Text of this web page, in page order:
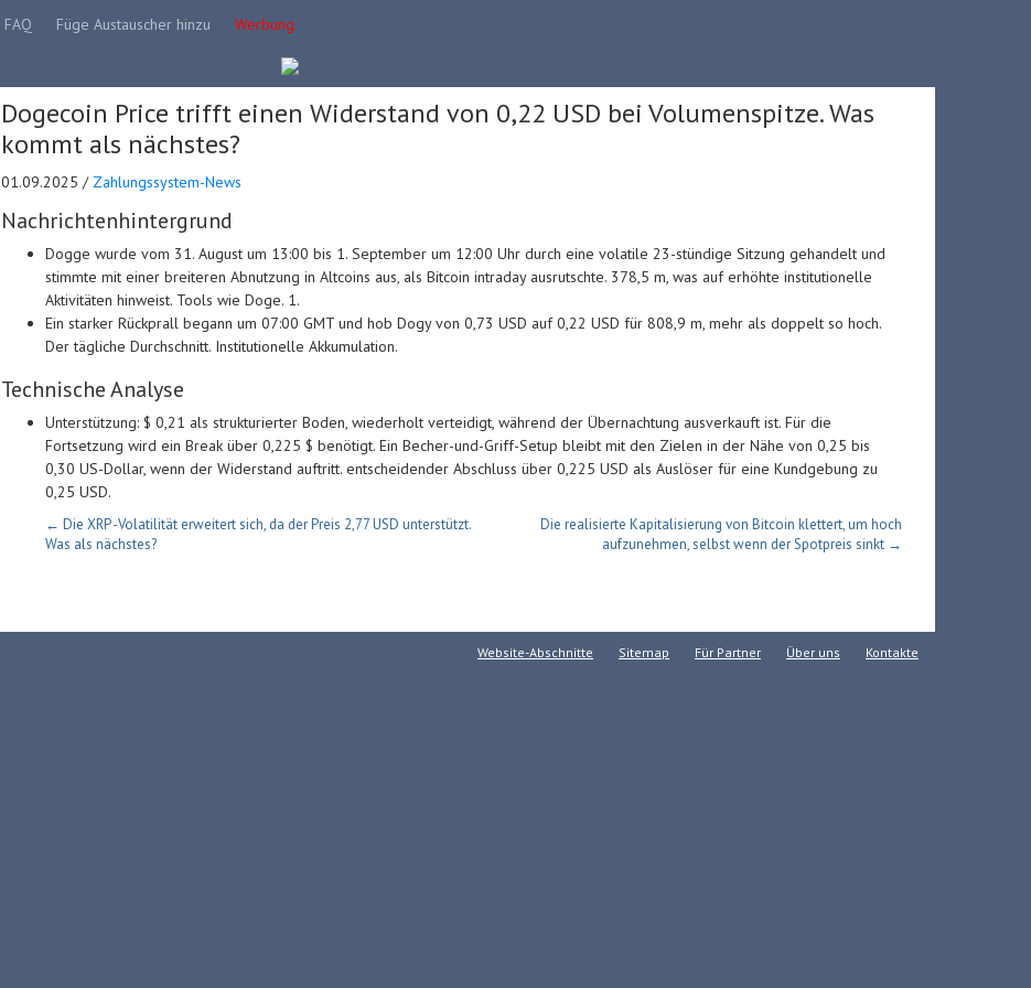
FAQ Füge Austauscher hinzu Werbung
Dogecoin Price trifft einen Widerstand von 0,22 USD bei Volumenspitze. Was
kommt als nächstes?
01.09.2025 / Zahlungssystem-News
Nachrichtenhintergrund
Dogge wurde vom 31. August um 13:00 bis 1. September um 12:00 Uhr durch eine volatile 23-stündige Sitzung gehandelt und
stimmte mit einer breiteren Abnutzung in Altcoins aus, als Bitcoin intraday ausrutschte. 378,5 m, was auf erhöhte institutionelle
Aktivitäten hinweist. Tools wie Doge. 1.
Ein starker Rückprall begann um 07:00 GMT und hob Dogy von 0,73 USD auf 0,22 USD für 808,9 m, mehr als doppelt so hoch.
Der tägliche Durchschnitt. Institutionelle Akkumulation.
Technische Analyse
Unterstützung: $ 0,21 als strukturierter Boden, wiederholt verteidigt, während der Übernachtung ausverkauft ist. Für die
Fortsetzung wird ein Break über 0,225 $ benötigt. Ein Becher-und-Griff-Setup bleibt mit den Zielen in der Nähe von 0,25 bis
0,30 US-Dollar, wenn der Widerstand auftritt. entscheidender Abschluss über 0,225 USD als Auslöser für eine Kundgebung zu
0,25 USD.
← Die XRP -Volatilität erweitert sich, da der Preis 2,77 USD unterstützt.
Was als nächstes?
Die realisierte Kapitalisierung von Bitcoin klettert, um hoch
aufzunehmen, selbst wenn der Spotpreis sinkt →
Website-Abschnitte Sitemap Für Partner Über uns Kontakte